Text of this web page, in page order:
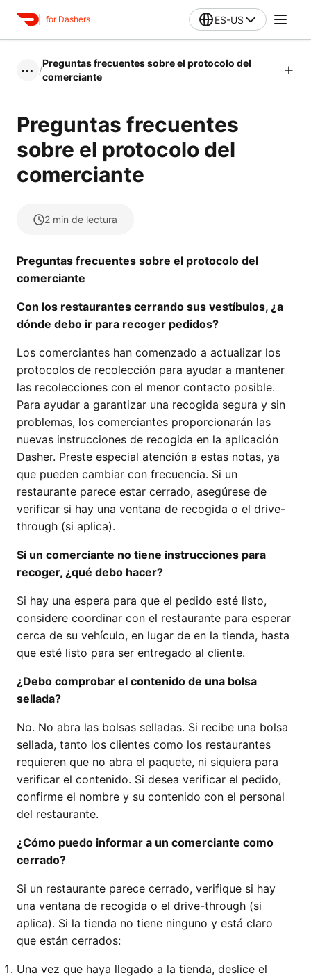
for Dashers ES-US
••• /
Preguntas frecuentes sobre el protocolo del
comerciante
Preguntas frecuentes
sobre el protocolo del
comerciante
2 min de lectura
Preguntas frecuentes sobre el protocolo del
comerciante
Con los restaurantes cerrando sus vestíbulos, ¿a
dónde debo ir para recoger pedidos?
Los comerciantes han comenzado a actualizar los
protocolos de recolección para ayudar a mantener
las recolecciones con el menor contacto posible.
Para ayudar a garantizar una recogida segura y sin
problemas, los comerciantes proporcionarán las
nuevas instrucciones de recogida en la aplicación
Dasher. Preste especial atención a estas notas, ya
que pueden cambiar con frecuencia. Si un
restaurante parece estar cerrado, asegúrese de
verificar si hay una ventana de recogida o el drive-
through (si aplica).
Si un comerciante no tiene instrucciones para
recoger, ¿qué debo hacer?
Si hay una espera para que el pedido esté listo,
considere coordinar con el restaurante para esperar
cerca de su vehículo, en lugar de en la tienda, hasta
que esté listo para ser entregado al cliente.
¿Debo comprobar el contenido de una bolsa
sellada?
No. No abra las bolsas selladas. Si recibe una bolsa
sellada, tanto los clientes como los restaurantes
requieren que no abra el paquete, ni siquiera para
verificar el contenido. Si desea verificar el pedido,
confirme el nombre y su contenido con el personal
del restaurante.
¿Cómo puedo informar a un comerciante como
cerrado?
Si un restaurante parece cerrado, verifique si hay
una ventana de recogida o el drive-through (si
aplica). Si la tienda no tiene ninguno y está claro
que están cerrados:
Una vez que haya llegado a la tienda, deslice el